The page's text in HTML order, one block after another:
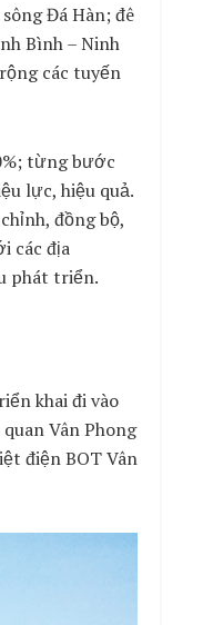
Đá Hàn; đê
Bình – Ninh
các tuyến
từng bước
lực, hiệu quả.
đồng bộ,
các địa
phát triển.
khai đi vào
Vân Phong
điện BOT Vân